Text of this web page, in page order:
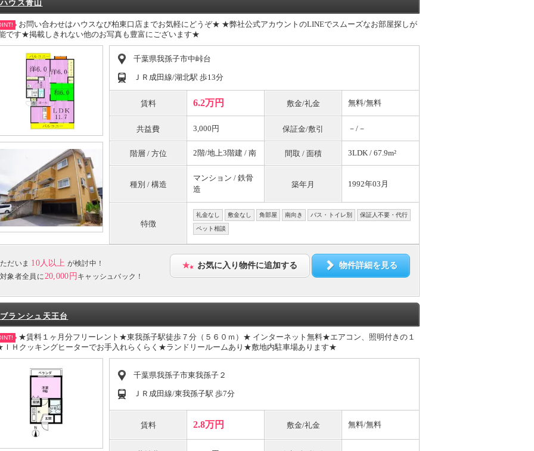
ハウス青山
お問い合わせはハウスなび柏東口店までお気軽にどうぞ★ ★弊社公式アカウントのLINEでスムーズなお部屋探しが
です★掲載しきれない他のお写真も豊富にございます★
千葉県我孫子市中峠台
ＪＲ成田線/湖北駅 歩13分
賃料 6.2万円 敷金/礼金 無料/無料
共益費 3,000円 保証金/敷引 －/－
階層 / 方位 2階/地上3階建 / 南 間取 / 面積 3LDK / 67.9m²
種別 / 構造
マンション / 鉄骨
造
築年月 1992年03月
特徴
礼金なし 敷金なし 角部屋 南向き バス・トイレ別 保証人不要・代行
ペット相談
ただいま 10人以上 が検討中！
対象者全員に 20,000円 キャッシュバック！
お気に入り物件に追加する 物件詳細を見る
ブランシュ天王台
★賃料１ヶ月分フリーレント★東我孫子駅徒歩７分（５６０ｍ）★ インターネット無料★エアコン、照明付きの１
Ｈクッキングヒーターでお手入れらくらく★ランドリールームあり★敷地内駐車場あります★
千葉県我孫子市東我孫子２
ＪＲ成田線/東我孫子駅 歩7分
賃料 2.8万円 敷金/礼金 無料/無料